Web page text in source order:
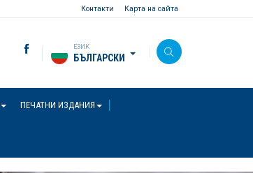
Контакти Карта на сайта
ЕЗИК
БЪЛГАРСКИ
ПЕЧАТНИ ИЗДАНИЯ